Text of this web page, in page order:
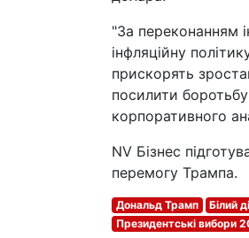
"За переконанням
інфляційну
прискорять
посилити
корпоративного
NV Бізнес
перемогу Трампа.
Дональд Трамп Білий
Президентські вибори